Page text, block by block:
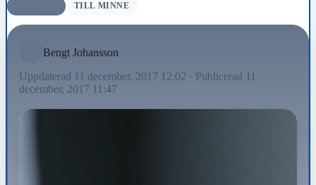
TILL MINNE
Bengt Johansson
Uppdaterad 11 december, 2017 12:02 · Publicerad 11
december, 2017 11:47